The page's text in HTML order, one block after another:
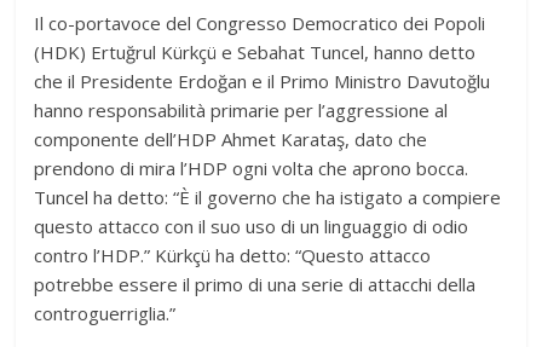
Il co-portavoce del Congresso Democratico dei Popoli
(HDK) Ertuğrul Kürkçü e Sebahat Tuncel, hanno detto
che il Presidente Erdoğan e il Primo Ministro Davutoğlu
hanno responsabilità primarie per l’aggressione al
componente dell’HDP Ahmet Karataş, dato che
prendono di mira l’HDP ogni volta che aprono bocca.
Tuncel ha detto: “È il governo che ha istigato a compiere
questo attacco con il suo uso di un linguaggio di odio
contro l’HDP.” Kürkçü ha detto: “Questo attacco
potrebbe essere il primo di una serie di attacchi della
controguerriglia.”